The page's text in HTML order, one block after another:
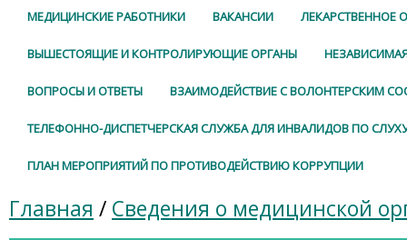
МЕДИЦИНСКИЕ РАБОТНИКИ ВАКАНСИИ ЛЕКАРСТВЕННОЕ
ВЫШЕСТОЯЩИЕ И КОНТРОЛИРУЮЩИЕ ОРГАНЫ
ВОПРОСЫ И ОТВЕТЫ ВЗАИМОДЕЙСТВИЕ С ВОЛОНТЕРСКИМ
ТЕЛЕФОННО-ДИСПЕТЧЕРСКАЯ СЛУЖБА ДЛЯ ИНВАЛИДОВ ПО
ПЛАН МЕРОПРИЯТИЙ ПО ПРОТИВОДЕЙСТВИЮ КОРРУПЦИИ
Главная / Сведения о медицинской